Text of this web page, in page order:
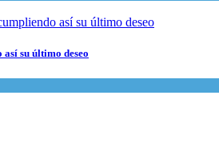
su último deseo